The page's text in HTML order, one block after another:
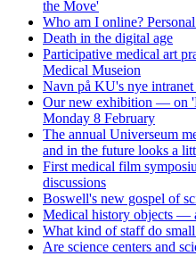
the Move'
Who am I online?
Death in the digital age
Participative medical art
Medical Museion
Navn på KU's nye
Our new exhibition — on
Monday 8 February
The annual Universeum
and in the future looks a
First medical film
discussions
Boswell's new gospel of
Medical history objects —
What kind of staff do small
Are science centers and